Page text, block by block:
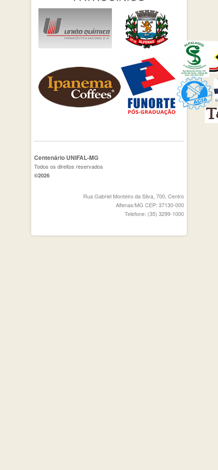
Centenário UNIFAL-MG
Todos os direitos reservados
©2026
Rua Gabriel Monteiro da Silva, 700, Centro
Alfenas/MG CEP: 37130-000
Telefone: (35) 3299-1000